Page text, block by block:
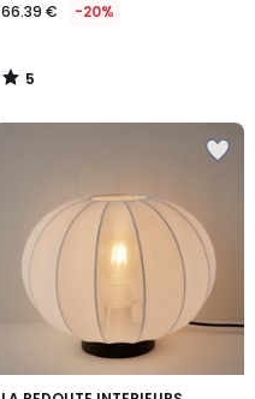
66.39 € -20%
5
/